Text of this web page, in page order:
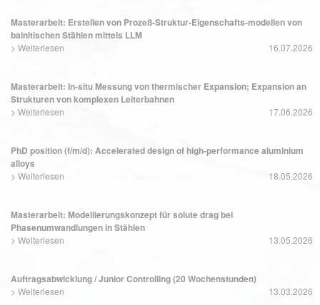
Masterarbeit: Erstellen von Prozeß-Struktur-Eigenschafts-modellen von
bainitischen Stählen mittels LLM
> Weiterlesen 16.07.2026
Masterarbeit: In-situ Messung von thermischer Expansion; Expansion an
Strukturen von komplexen Leiterbahnen
> Weiterlesen 17.06.2026
PhD position (f/m/d): Accelerated design of high-performance aluminium
alloys
> Weiterlesen 18.05.2026
Masterarbeit: Modellierungskonzept für solute drag bei
Phasenumwandlungen in Stählen
> Weiterlesen 13.05.2026
Auftragsabwicklung / Junior Controlling (20 Wochenstunden)
> Weiterlesen 13.03.2026